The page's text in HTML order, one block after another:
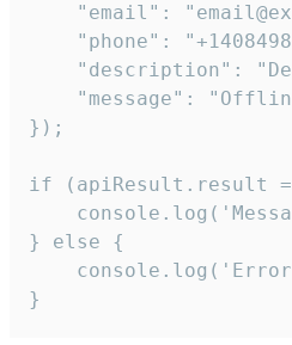
"email":
"phone":
"description":
"message":
});
if (apiResult.result
} else {
}